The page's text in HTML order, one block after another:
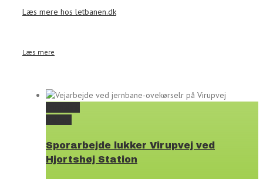
Læs mere hos letbanen.dk
Læs mere
Sporarbejde lukker Virupvej ved
Hjortshøj Station